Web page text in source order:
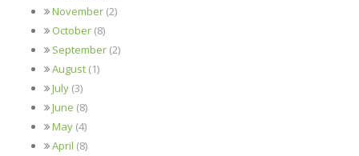
November (2)
October (8)
September (2)
August (1)
July (3)
June (8)
May (4)
April (8)